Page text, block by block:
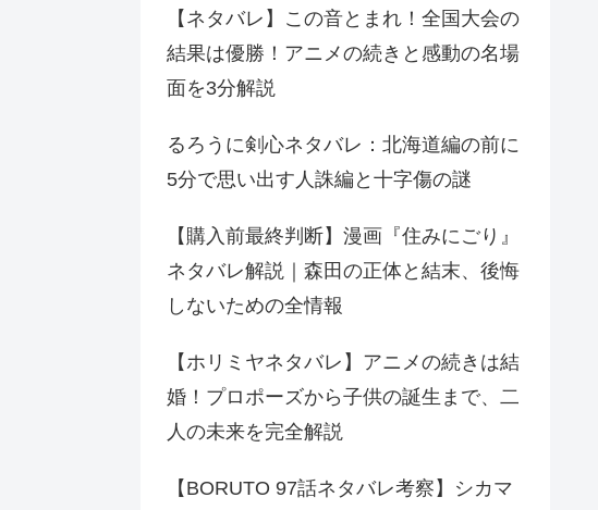
【ネタバレ】この音とまれ！全国大会の
結果は優勝！アニメの続きと感動の名場
面を3分解説
るろうに剣心ネタバレ：北海道編の前に
5分で思い出す人誅編と十字傷の謎
【購入前最終判断】漫画『住みにごり』
ネタバレ解説｜森田の正体と結末、後悔
しないための全情報
【ホリミヤネタバレ】アニメの続きは結
婚！プロポーズから子供の誕生まで、二
人の未来を完全解説
【BORUTO 97話ネタバレ考察】シカマ